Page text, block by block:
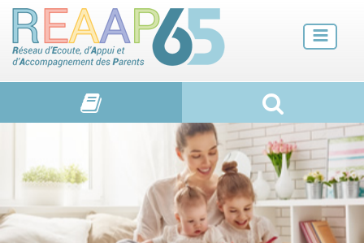
Petite enfance
Enfance
Adolescence et jeunes adultes